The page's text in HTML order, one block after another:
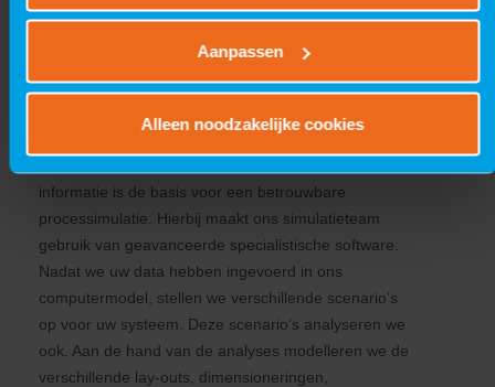
Aanpassen
Alleen noodzakelijke cookies
processimulatie
Van data naar
beslisinformatie
In nauw overleg met u verzamelen we eerst alle
informatie is de basis voor een betrouwbare
processimulatie. Hierbij maakt ons simulatieteam
gebruik van geavanceerde specialistische software.
Nadat we uw data hebben ingevoerd in ons
computermodel, stellen we verschillende scenario’s
op voor uw systeem. Deze scenario’s analyseren we
ook. Aan de hand van de analyses modelleren we de
verschillende lay-outs, dimensioneringen,